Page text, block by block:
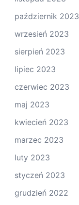
październik 2023
wrzesień 2023
sierpień 2023
lipiec 2023
czerwiec 2023
maj 2023
kwiecień 2023
marzec 2023
luty 2023
styczeń 2023
grudzień 2022